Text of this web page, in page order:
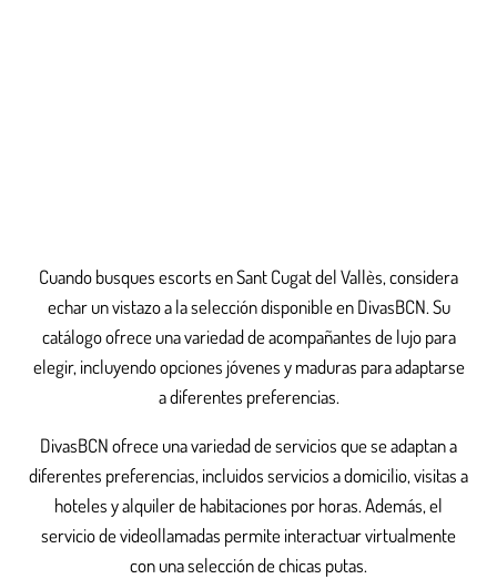
Cuando busques escorts en Sant Cugat del Vallès, considera
echar un vistazo a la selección disponible en DivasBCN. Su
catálogo ofrece una variedad de acompañantes de lujo para
elegir, incluyendo opciones jóvenes y maduras para adaptarse
a diferentes preferencias.
DivasBCN ofrece una variedad de servicios que se adaptan a
diferentes preferencias, incluidos servicios a domicilio, visitas a
hoteles y alquiler de habitaciones por horas. Además, el
servicio de videollamadas permite interactuar virtualmente
con una selección de chicas putas.